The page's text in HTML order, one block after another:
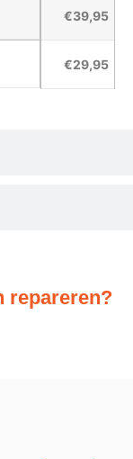
€39,95
€29,95
repareren?